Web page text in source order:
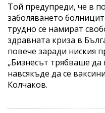
Той предупреди, че в
заболяването
трудно се намират
здравната криза в
повече заради ниския
„Бизнесът трябваше
навсякъде да се
Колчаков.